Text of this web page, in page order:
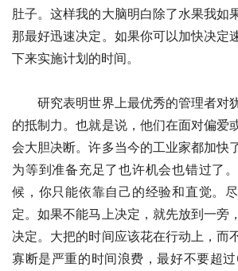
肚子。这样我的大脑明白除了水果我如
那最好迅速决定。如果你可以加快决定
下来实施计划的时间。
研究表明世界上最优秀的管理者对
的抵制力。也就是说，他们在面对偏爱
会大胆决断。许多当今的工业家都加快
为等到准备充足了也许机会也错过了
候，你只能依靠自己的经验和直觉。
定。如果不能马上决定，就先放到一旁
决定。大把的时间应该花在行动上，而
寡断是严重的时间浪费，最好不要超